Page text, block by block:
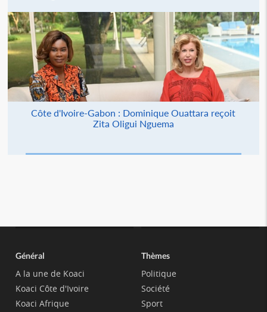
Côte d'Ivoire-Gabon : Dominique Ouattara reçoit
Zita Oligui Nguema
Général
A la une de Koaci
Koaci Côte d'Ivoire
Koaci Afrique
Thèmes
Politique
Société
Sport